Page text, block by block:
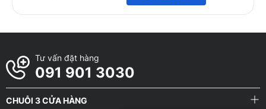
Tư vấn đặt hàng
091 901 3030
CHUỖI 3 CỬA HÀNG